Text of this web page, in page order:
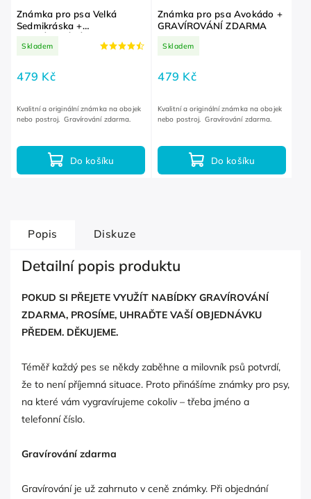
Známka pro psa Velká
Sedmikráska +
Skladem
479 Kč
Do košíku
Kvalitní a originální známka na obojek
nebo postroj. Gravírování zdarma.
Známka pro psa Avokádo +
GRAVÍROVÁNÍ ZDARMA
Skladem
479 Kč
Do košíku
Kvalitní a originální známka na obojek
nebo postroj. Gravírování zdarma.
Popis Diskuze
Detailní popis produktu
POKUD SI PŘEJETE VYUŽÍT NABÍDKY GRAVÍROVÁNÍ
ZDARMA, PROSÍME, UHRAĎTE VAŠÍ OBJEDNÁVKU
PŘEDEM. DĚKUJEME.
Téměř každý pes se někdy zaběhne a milovník psů potvrdí,
že to není příjemná situace. Proto přinášíme známky pro psy,
na které vám vygravírujeme cokoliv – třeba jméno a
telefonní číslo.
Gravírování zdarma
Gravírování je už zahrnuto v ceně známky. Při objednání